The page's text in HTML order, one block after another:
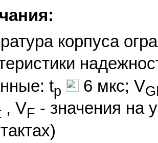
корпуса
tp 6 мкс; V
, VF - значения на